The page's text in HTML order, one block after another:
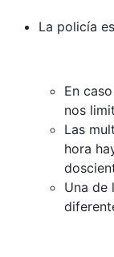
La policía
En
nos
Las
hora
Una de